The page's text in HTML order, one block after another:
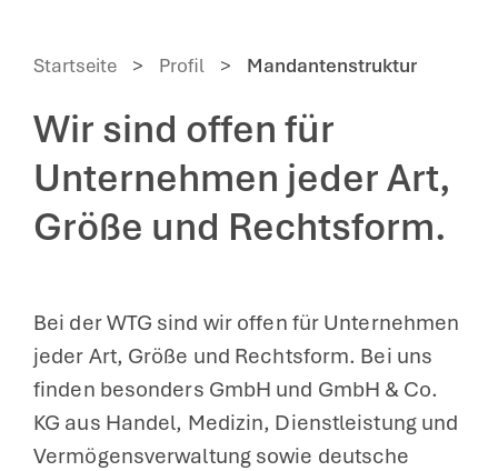
Startseite > Profil > Mandantenstruktur
Wir sind offen für
Unternehmen jeder Art,
Größe und Rechtsform.
Bei der WTG sind wir offen für Unternehmen
jeder Art, Größe und Rechtsform. Bei uns
finden besonders GmbH und GmbH & Co.
KG aus Handel, Medizin, Dienstleistung und
Vermögensverwaltung sowie deutsche